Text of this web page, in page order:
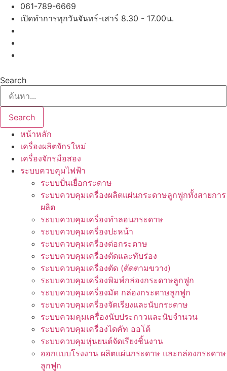
Skip
content
061-789-6669
เปิดทำการทุกวันจันทร์-เสาร์ 8.30 - 17.00น.
Search
Search
หน้าหลัก
เครื่องผลิตจักรใหม่
เครื่องจักรมือสอง
ระบบควบคุมไฟฟ้า
ระบบปั่นเยื่อกระดาษ
ระบบควบคุมเครื่องผลิตแผ่นกระดาษลูกฟูกทั้งสายการ
ผลิต
ระบบควบคุมเครื่องทำลอนกระดาษ
ระบบควบคุมเครื่องปะหน้า
ระบบควบคุมเครื่องต่อกระดาษ
ระบบควบคุมเครื่องตัดและทับร่อง
ระบบควบคุมเครื่องตัด (ตัดตามขวาง)
ระบบควบคุมเครื่องพิมพ์กล่องกระดาษลูกฟูก
ระบบควบคุมเครื่องมัด กล่องกระดาษลูกฟูก
ระบบควบคุมเครื่องจัดเรียงและนับกระดาษ
ระบบควมคุมเครื่องนับประกาวและนับจำนวน
ระบบควบคุมเครื่องไดคัท ออโต้
ระบบควบคุมหุ่นยนต์จัดเรียงชิ้นงาน
ออกแบบโรงงาน ผลิตแผ่นกระดาษ และกล่องกระดาษ
ลูกฟูก